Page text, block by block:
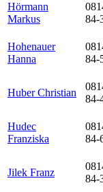
Hörmann
Markus
84-
Hohenauer
Hanna
84-
Huber Christian
84-
Hudec
Franziska
84-
Jilek Franz
84-